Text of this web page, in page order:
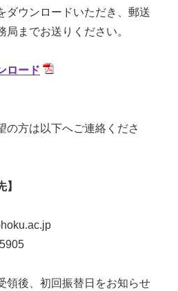
ダウンロードいただき、郵送
局までお送りください。
ロード
の方は以下へご連絡くださ
】
領後、初回振替日をお知らせ